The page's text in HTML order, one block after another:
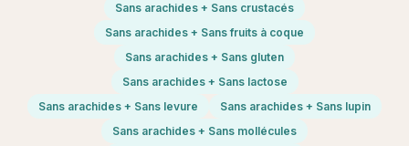
Sans arachides + Sans crustacés
Sans arachides + Sans fruits à coque
Sans arachides + Sans gluten
Sans arachides + Sans lactose
Sans arachides + Sans levure
Sans arachides + Sans lupin
Sans arachides + Sans mollécules